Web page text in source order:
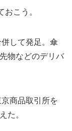
こう。
して発足。傘
物などのデリバ
商品取引所を
た。